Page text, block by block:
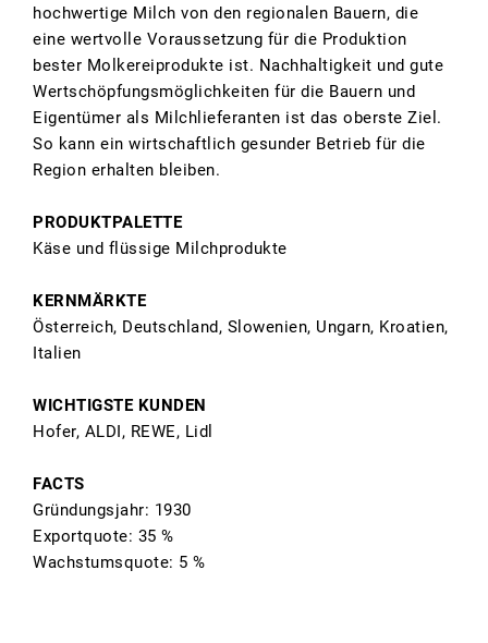
hochwertige Milch von den regionalen Bauern, die
eine wertvolle Voraussetzung für die Produktion
bester Molkereiprodukte ist. Nachhaltigkeit und gute
Wertschöpfungsmöglichkeiten für die Bauern und
Eigentümer als Milchlieferanten ist das oberste Ziel.
So kann ein wirtschaftlich gesunder Betrieb für die
Region erhalten bleiben.
PRODUKTPALETTE
Käse und flüssige Milchprodukte
KERNMÄRKTE
Österreich, Deutschland, Slowenien, Ungarn, Kroatien,
Italien
WICHTIGSTE KUNDEN
Hofer, ALDI, REWE, Lidl
FACTS
Gründungsjahr: 1930
Exportquote: 35 %
Wachstumsquote: 5 %